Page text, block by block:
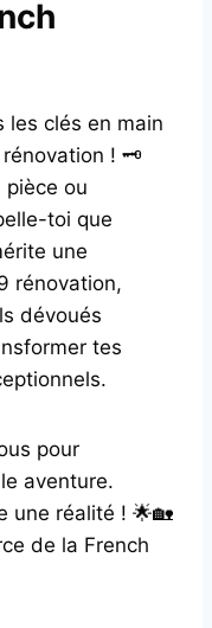
les clés en main
rénovation ! 🗝️
pièce ou
toi que
une
rénovation,
dévoués
tes
pour
aventure.
une réalité ! 🌟🏡
de la French